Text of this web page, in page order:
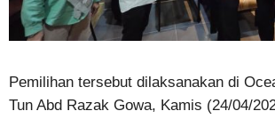
Pemilihan tersebut dilaksanakan di
Tun Abd Razak Gowa, Kamis (24/04/